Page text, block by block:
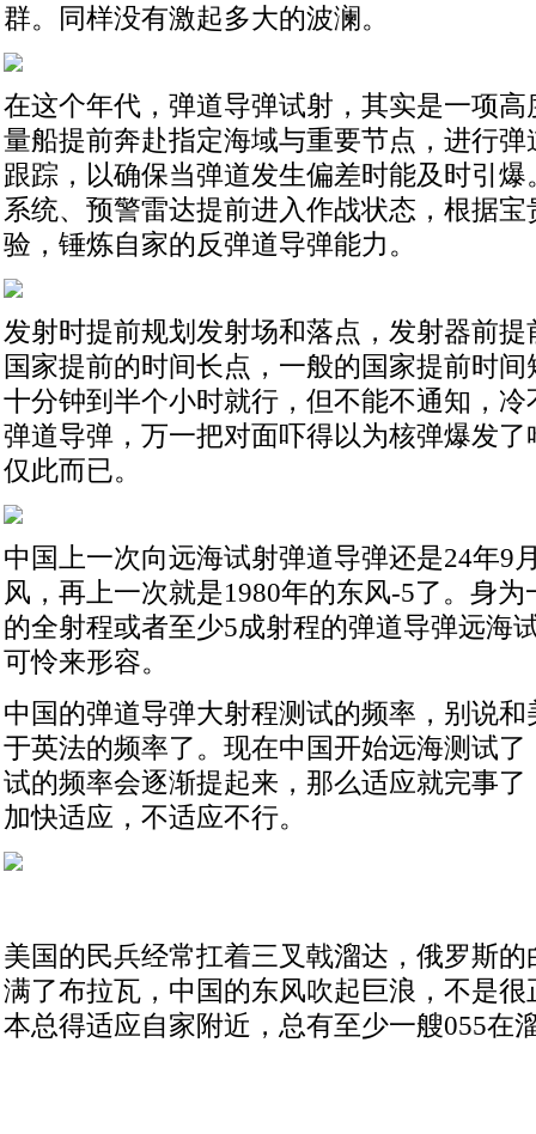
群。同样没有激起多大的波澜。
在这个年代，弹道导弹试射，其实是一项
量船提前奔赴指定海域与重要节点，进行
跟踪，以确保当弹道发生偏差时能及时引
系统、预警雷达提前进入作战状态，根据
验，锤炼自家的反弹道导弹能力。
发射时提前规划发射场和落点，发射器前
国家提前的时间长点，一般的国家提前时
十分钟到半个小时就行，但不能不通知，
弹道导弹，万一把对面吓得以为核弹爆发
仅此而已。
中国上一次向远海试射弹道导弹还是24年9
风，再上一次就是1980年的东风-5了。身
的全射程或者至少5成射程的弹道导弹远海
可怜来形容。
中国的弹道导弹大射程测试的频率，别说
于英法的频率了。现在中国开始远海测试
试的频率会逐渐提起来，那么适应就完事
加快适应，不适应不行。
美国的民兵经常扛着三叉戟溜达，俄罗斯
满了布拉瓦，中国的东风吹起巨浪，不是
本总得适应自家附近，总有至少一艘055在